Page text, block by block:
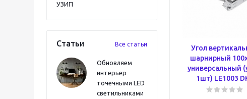
УЗИП
Статьи Все статьи
Обновляем
интерьер
точечными LED
светильниками
Угол
шарнирный
универсальный
1шт) LE1003